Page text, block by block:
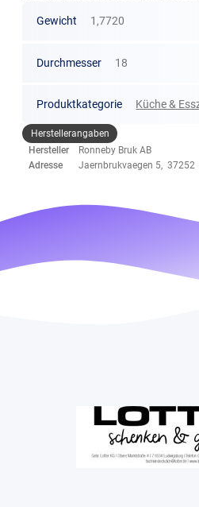
Gewicht 1,7720
Durchmesser 18
Produktkategorie Küche &
Herstellerangaben
Hersteller
Ronneby Bruk AB
Adresse
Jaernbrukvaegen 5, 37252